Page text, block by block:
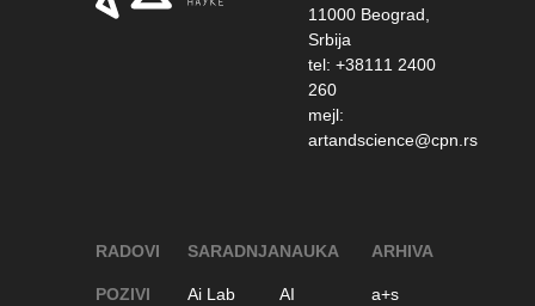
11000 Beograd,
Srbija
tel: +38111 2400
260
mejl:
artandscience@cpn.rs
RADOVI
POZIVI
SARADNJA
Ai Lab
NAUKA
AI
ARHIVA
a+s